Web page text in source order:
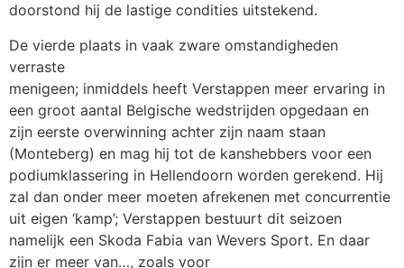
doorstond hij de lastige condities uitstekend.
De vierde plaats in vaak zware omstandigheden
verraste
menigeen; inmiddels heeft Verstappen meer ervaring in
een groot aantal Belgische wedstrijden opgedaan en
zijn eerste overwinning achter zijn naam staan
(Monteberg) en mag hij tot de kanshebbers voor een
podiumklassering in Hellendoorn worden gerekend. Hij
zal dan onder meer moeten afrekenen met concurrentie
uit eigen ‘kamp’; Verstappen bestuurt dit seizoen
namelijk een Skoda Fabia van Wevers Sport. En daar
zijn er meer van…, zoals voor